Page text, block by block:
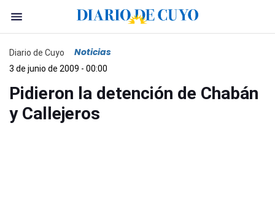
Diario de Cuyo Noticias
3 de junio de 2009 - 00:00
Pidieron la detención de Chabán
y Callejeros